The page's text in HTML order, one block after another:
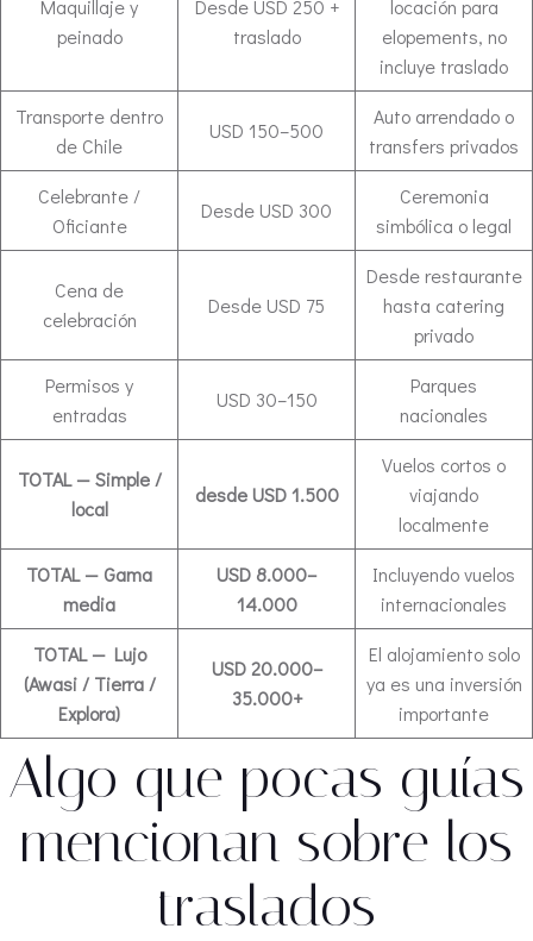
Maquillaje y
peinado
Desde USD 250 +
traslado
locación para
elopements, no
incluye traslado
Transporte dentro
de Chile
USD 150–500
Auto arrendado o
transfers privados
Celebrante /
Oficiante
Desde USD 300
Ceremonia
simbólica o legal
Cena de
celebración
Desde USD 75
Desde restaurante
hasta catering
privado
Permisos y
entradas
USD 30–150
Parques
nacionales
TOTAL — Simple /
local
desde USD 1.500
Vuelos cortos o
viajando
localmente
TOTAL — Gama
media
USD 8.000–
14.000
Incluyendo vuelos
internacionales
TOTAL — Lujo
(Awasi / Tierra /
Explora)
USD 20.000–
35.000+
El alojamiento solo
ya es una inversión
importante
Algo que pocas guías
mencionan sobre los
traslados